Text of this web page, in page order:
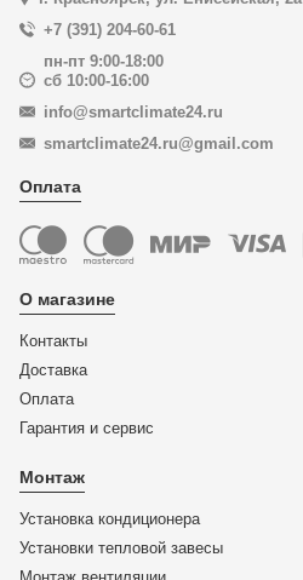
+7 (391) 204-60-61
пн-пт 9:00-18:00
сб 10:00-16:00
info@smartclimate24.ru
smartclimate24.ru@gmail.com
Оплата
О магазине
Контакты
Доставка
Оплата
Гарантия и сервис
Монтаж
Установка кондиционера
Установки тепловой завесы